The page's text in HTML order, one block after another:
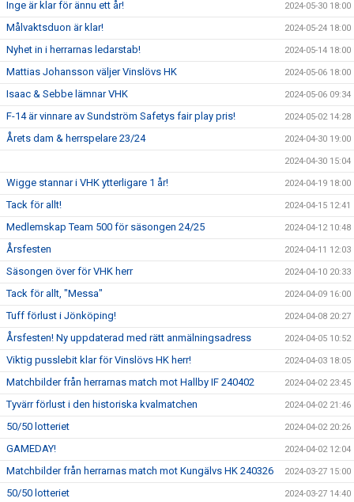
Inge är klar för ännu ett år! 2024-05-30 18:00
Målvaktsduon är klar! 2024-05-24 18:00
Nyhet in i herrarnas ledarstab! 2024-05-14 18:00
Mattias Johansson väljer Vinslövs HK 2024-05-06 18:00
Isaac & Sebbe lämnar VHK 2024-05-06 09:34
F-14 är vinnare av Sundström Safetys fair play pris! 2024-05-02 14:28
Årets dam & herrspelare 23/24 2024-04-30 19:00
2024-04-30 15:04
Wigge stannar i VHK ytterligare 1 år! 2024-04-19 18:00
Tack för allt! 2024-04-15 12:41
Medlemskap Team 500 för säsongen 24/25 2024-04-12 10:48
Årsfesten 2024-04-11 12:03
Säsongen över för VHK herr 2024-04-10 20:33
Tack för allt, "Messa" 2024-04-09 16:00
Tuff förlust i Jönköping! 2024-04-08 20:27
Årsfesten! Ny uppdaterad med rätt anmälningsadress 2024-04-05 10:52
Viktig pusslebit klar för Vinslövs HK herr! 2024-04-03 18:05
Matchbilder från herrarnas match mot Hallby IF 240402 2024-04-02 23:45
Tyvärr förlust i den historiska kvalmatchen 2024-04-02 21:46
50/50 lotteriet 2024-04-02 20:26
GAMEDAY! 2024-04-02 12:04
Matchbilder från herrarnas match mot Kungälvs HK 240326 2024-03-27 15:00
50/50 lotteriet 2024-03-27 14:40